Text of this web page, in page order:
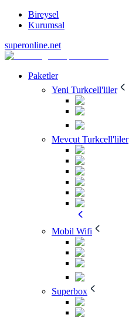
Bireysel
Kurumsal
superonline.net
Paketler
Yeni Turkcell'liler
Mevcut Turkcell'liler
Mobil Wifi
Superbox